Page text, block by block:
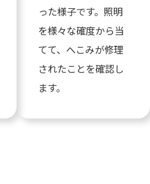
った様子です。照明
を様々な確度から当
てて、へこみが修理
されたことを確認し
ます。